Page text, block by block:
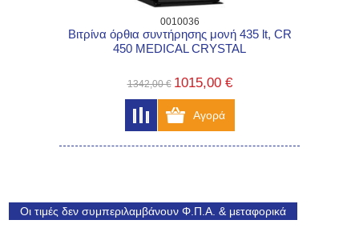
0010036
Βιτρίνα όρθια συντήρησης μονή 435 lt, CR
450 MEDICAL CRYSTAL
1342,00 € 1015,00 €
Οι τιμές δεν συμπεριλαμβάνουν Φ.Π.Α. & μεταφορικά